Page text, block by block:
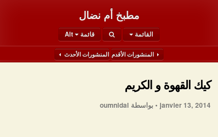
مطبخ أم نضال
القائمة قائمة Alt
المنشورات الأقدم المنشورات الأحدث
كيك القهوة و الكريم
janvier 13, 2014 • بواسطة oumnidal